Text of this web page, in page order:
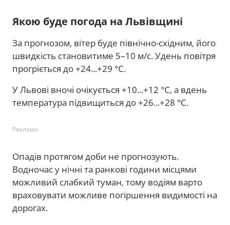
Якою буде погода на Львівщині
За прогнозом, вітер буде північно-східним, його
швидкість становитиме 5–10 м/с. Удень повітря
прогріється до +24...+29 °C.
У Львові вночі очікується +10...+12 °C, а вдень
температура підвищиться до +26...+28 °C.
Реклама
Опадів протягом доби не прогнозують.
Водночас у нічні та ранкові години місцями
можливий слабкий туман, тому водіям варто
враховувати можливе погіршення видимості на
дорогах.